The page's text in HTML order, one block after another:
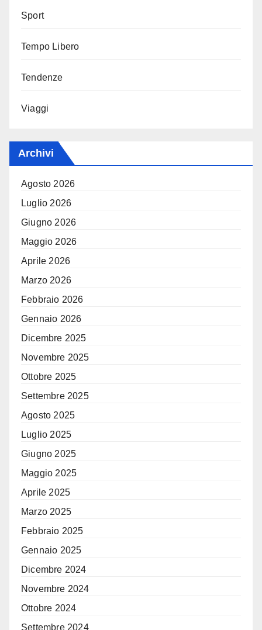
Sport
Tempo Libero
Tendenze
Viaggi
Archivi
Agosto 2026
Luglio 2026
Giugno 2026
Maggio 2026
Aprile 2026
Marzo 2026
Febbraio 2026
Gennaio 2026
Dicembre 2025
Novembre 2025
Ottobre 2025
Settembre 2025
Agosto 2025
Luglio 2025
Giugno 2025
Maggio 2025
Aprile 2025
Marzo 2025
Febbraio 2025
Gennaio 2025
Dicembre 2024
Novembre 2024
Ottobre 2024
Settembre 2024